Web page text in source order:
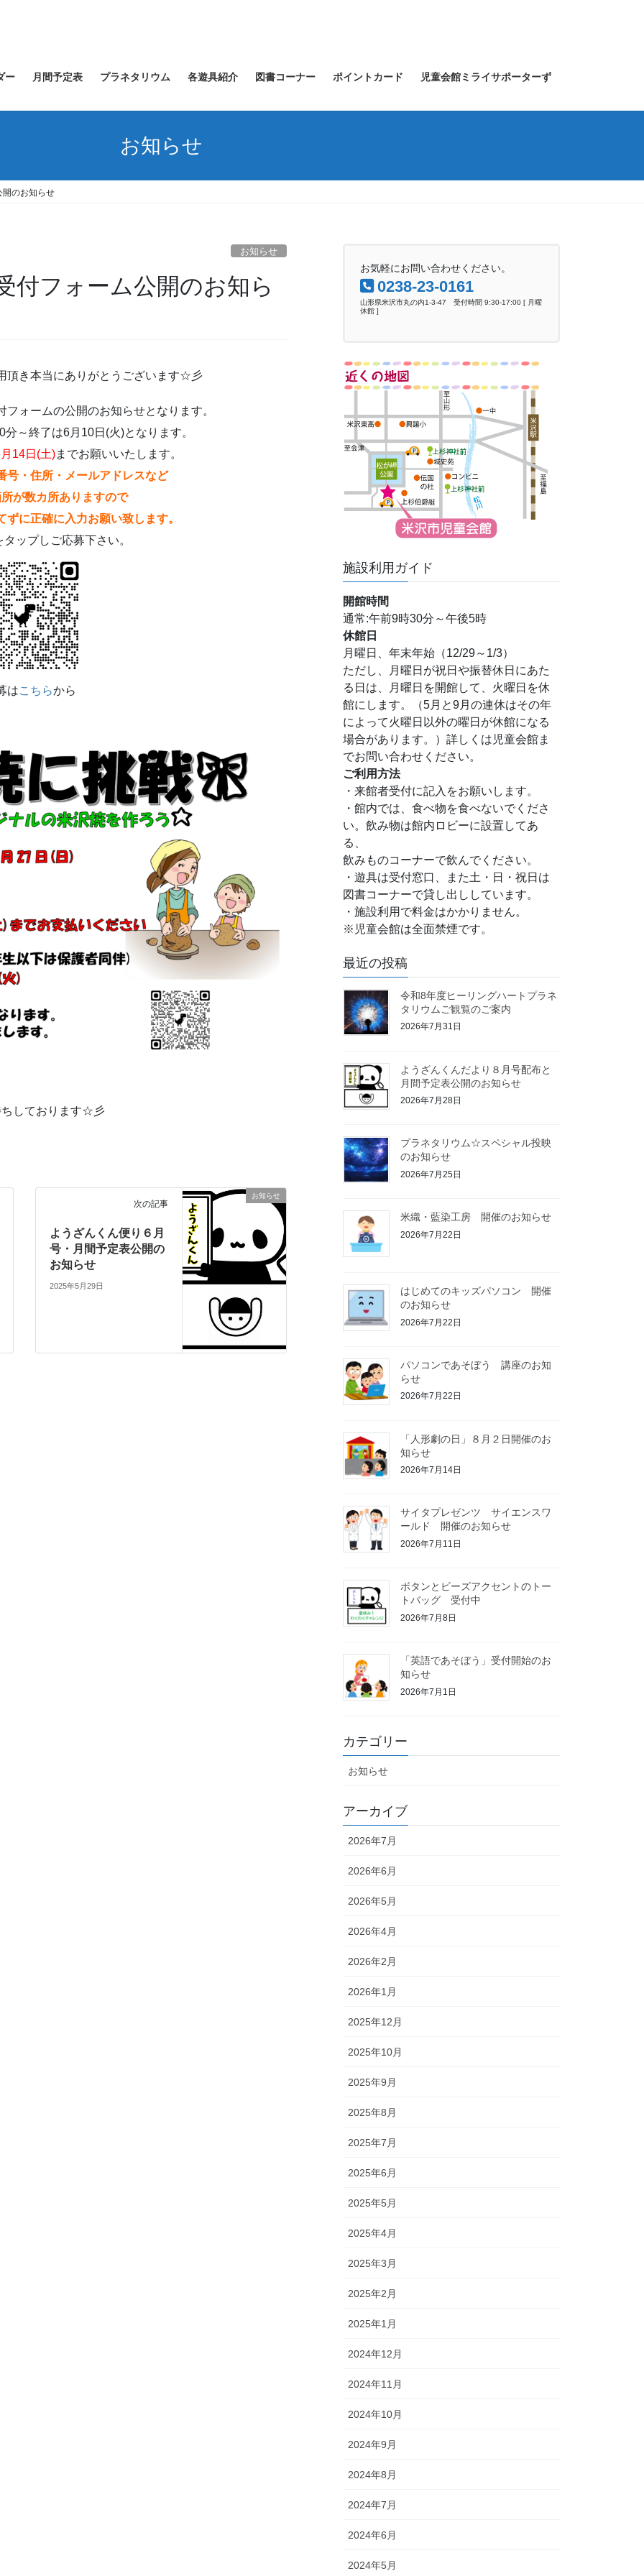
ー 月間予定表 プラネタリウム 各遊具紹介 図書コーナー ポイントカード 児童会館ミライサポーターず
お知らせ
開のお知らせ
お知らせ
付フォーム公開のお知ら
頂き本当にありがとうございます☆彡
ォームの公開のお知らせとなります。
～終了は6月10日(火)となります。
14日(土)までお願いいたします。
号・住所・メールアドレスなど
が数カ所ありますので
に正確に入力お願い致します。
ップしご応募下さい。
はこちらから
しております☆彡
お知らせ
次の記事
ようざんくん便り６月
号・月間予定表公開の
お知らせ
2025年5月29日
お気軽にお問い合わせください。
0238-23-0161
山形県米沢市丸の内1-3-47 受付時間 9:30-17:00 [ 月曜
休館 ]
施設利用ガイド
開館時間
通常:午前9時30分～午後5時
休館日
月曜日、年末年始（12/29～1/3）
ただし、月曜日が祝日や振替休日にあた
る日は、月曜日を開館して、火曜日を休
館にします。（5月と9月の連休はその年
によって火曜日以外の曜日が休館になる
場合があります。）詳しくは児童会館ま
でお問い合わせください。
ご利用方法
・来館者受付に記入をお願いします。
・館内では、食べ物を食べないでくださ
い。飲み物は館内ロビーに設置してあ
る、
飲みものコーナーで飲んでください。
・遊具は受付窓口、また土・日・祝日は
図書コーナーで貸し出ししています。
・施設利用で料金はかかりません。
※児童会館は全面禁煙です。
最近の投稿
令和8年度ヒーリングハートプラネ
タリウムご観覧のご案内
2026年7月31日
ようざんくんだより８月号配布と
月間予定表公開のお知らせ
2026年7月28日
プラネタリウム☆スペシャル投映
のお知らせ
2026年7月25日
米織・藍染工房 開催のお知らせ
2026年7月22日
はじめてのキッズパソコン 開催
のお知らせ
2026年7月22日
パソコンであそぼう 講座のお知
らせ
2026年7月22日
「人形劇の日」８月２日開催のお
知らせ
2026年7月14日
サイタプレゼンツ サイエンスワ
ールド 開催のお知らせ
2026年7月11日
ボタンとビーズアクセントのトー
トバッグ 受付中
2026年7月8日
「英語であそぼう」受付開始のお
知らせ
2026年7月1日
カテゴリー
お知らせ
アーカイブ
2026年7月
2026年6月
2026年5月
2026年4月
2026年2月
2026年1月
2025年12月
2025年10月
2025年9月
2025年8月
2025年7月
2025年6月
2025年5月
2025年4月
2025年3月
2025年2月
2025年1月
2024年12月
2024年11月
2024年10月
2024年9月
2024年8月
2024年7月
2024年6月
2024年5月